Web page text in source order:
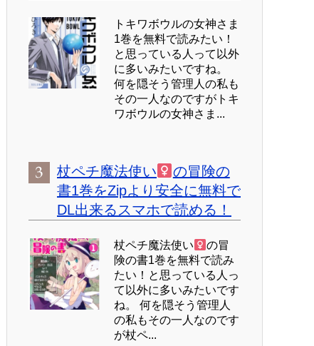
トキワボウルの女神さま
1巻を無料で読みたい！
と思っている人って以外
に多いみたいですね。
何を隠そう管理人の私も
その一人なのですがトキ
ワボウルの女神さま...
杖ペチ魔法使い
の冒険の
書1巻をZipより安全に無料で
DL出来るスマホで読める！
杖ペチ魔法使い
の冒
険の書1巻を無料で読み
たい！と思っている人っ
て以外に多いみたいです
ね。 何を隠そう管理人
の私もその一人なのです
が杖ペ...